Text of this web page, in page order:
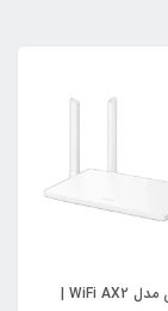
روتر هوآوی مدل WiFi AX2 |